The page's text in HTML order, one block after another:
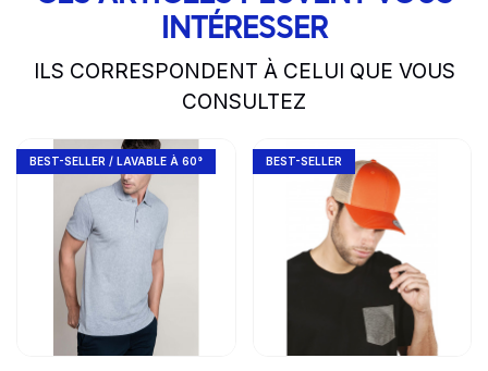
INTÉRESSER
ILS CORRESPONDENT À CELUI QUE VOUS
CONSULTEZ
slide1 to 2of 5
BEST-SELLER / LAVABLE À 60°
Go to product page BEST-SELLER
Go to product page